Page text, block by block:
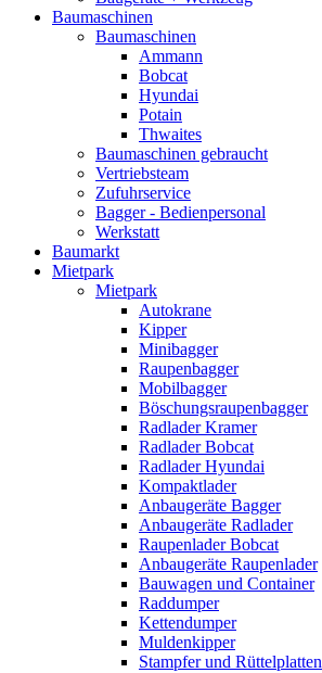
Baumaschinen
Baumaschinen
Ammann
Bobcat
Hyundai
Potain
Thwaites
Baumaschinen gebraucht
Vertriebsteam
Zufuhrservice
Bagger - Bedienpersonal
Werkstatt
Baumarkt
Mietpark
Mietpark
Autokrane
Kipper
Minibagger
Raupenbagger
Mobilbagger
Böschungsraupenbagger
Radlader Kramer
Radlader Bobcat
Radlader Hyundai
Kompaktlader
Anbaugeräte Bagger
Anbaugeräte Radlader
Raupenlader Bobcat
Anbaugeräte Raupenlader
Bauwagen und Container
Raddumper
Kettendumper
Muldenkipper
Stampfer und Rüttelplatten